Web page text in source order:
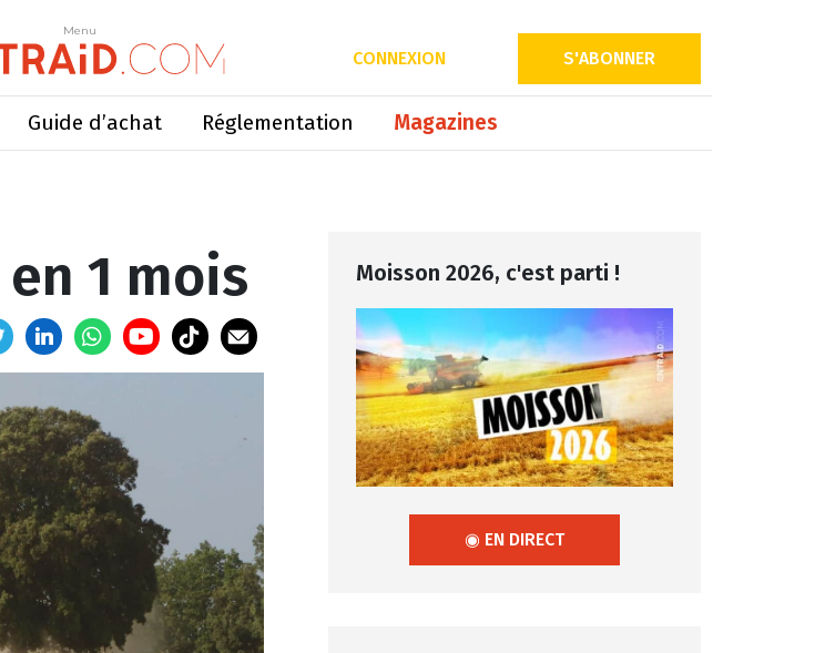
Menu
CONNEXION S'ABONNER
Guide d’achat Réglementation Magazines
Menu
1 mois Moisson 2026, c'est parti !
◉ EN DIRECT